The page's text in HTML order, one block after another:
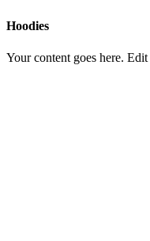
Hoodies
Your content goes here.